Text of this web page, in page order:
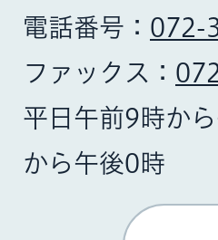
電話番号： 072-
ファックス：
平日午前9時か
から午後0時